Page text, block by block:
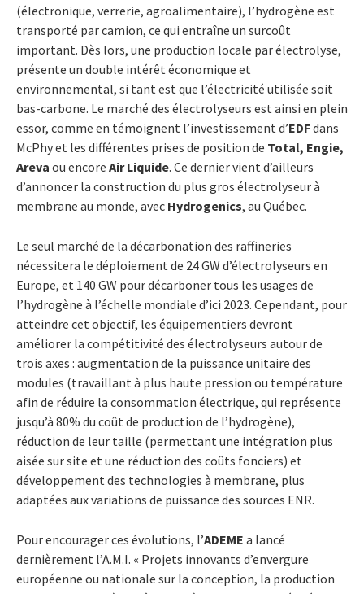
(électronique, verrerie, agroalimentaire), l’hydrogène est
transporté par camion, ce qui entraîne un surcoût
important. Dès lors, une production locale par électrolyse,
présente un double intérêt économique et
environnemental, si tant est que l’électricité utilisée soit
bas-carbone. Le marché des électrolyseurs est ainsi en plein
essor, comme en témoignent l’investissement d’EDFdans
McPhy et les différentes prises de position de Total, Engie,
Areva ou encore Air Liquide. Ce dernier vient d’ailleurs
d’annoncer la construction du plus gros électrolyseur à
membrane au monde, avec Hydrogenics, au Québec.
Le seul marché de la décarbonation des raffineries
nécessitera le déploiement de 24 GW d’électrolyseurs en
Europe, et 140 GW pour décarboner tous les usages de
l’hydrogène à l’échelle mondiale d’ici 2023. Cependant, pour
atteindre cet objectif, les équipementiers devront
améliorer la compétitivité des électrolyseurs autour de
trois axes : augmentation de la puissance unitaire des
modules (travaillant à plus haute pression ou température
afin de réduire la consommation électrique, qui représente
jusqu’à 80% du coût de production de l’hydrogène),
réduction de leur taille (permettant une intégration plus
aisée sur site et une réduction des coûts fonciers) et
développement des technologies à membrane, plus
adaptées aux variations de puissance des sources ENR.
Pour encourager ces évolutions, l’ADEME a lancé
dernièrement l’A.M.I. « Projets innovants d’envergure
européenne ou nationale sur la conception, la production